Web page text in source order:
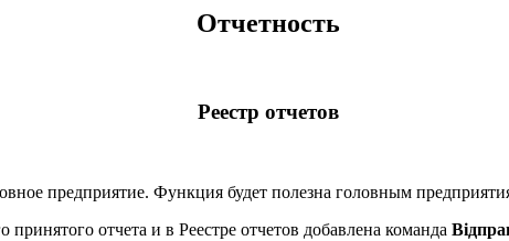
Отчетность
Реестр отчетов
предприятие. Функция будет полезна головным
принятого отчета и в Реестре отчетов добавлена команда